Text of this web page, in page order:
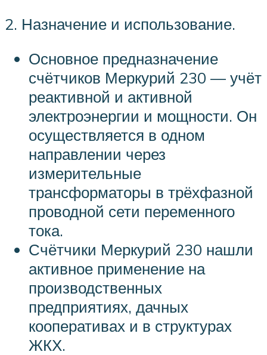
2. Назначение и использование.
Основное предназначение
счётчиков Меркурий 230 — учёт
реактивной и активной
электроэнергии и мощности. Он
осуществляется в одном
направлении через
измерительные
трансформаторы в трёхфазной
проводной сети переменного
тока.
Счётчики Меркурий 230 нашли
активное применение на
производственных
предприятиях, дачных
кооперативах и в структурах
ЖКХ.